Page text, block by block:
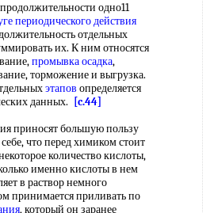
продолжительности одно11
периодического действия
отдельных
их. К ним относятся
промывка осадка,
торможение и выгрузка.
этапов определяется
данных.
[c.44]
приносят большую пользу
что перед химиком стоит
количество кислоты,
именно кислоты в нем
в раствор немного
принимается приливать по
, который он заранее